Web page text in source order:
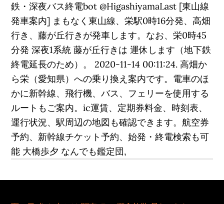
鉄・深夜バス終電bot @HigashiyamaLast [東山線
発車案内] まもなく東山線、栄駅0時16分発、高畑
行き、藤が丘行きが発車します。なお、栄0時45
分発 深夜1系統 藤が丘行きは 運休します（地下鉄
終電延長のため）。 2020-11-14 00:11:24. 高畑か
ら栄（愛知県）への乗り換え案内です。電車のほ
かに新幹線、飛行機、バス、フェリーを使用する
ルートもご案内。ic運賃、定期券料金、時刻表、
運行状況、駅周辺の地図も確認できます。航空券
予約、新幹線チケット予約、始発・終電検索も可
能 大橋歩夕 なんでも鑑定団,